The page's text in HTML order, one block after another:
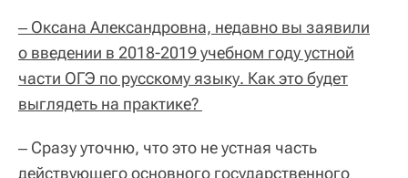
‒ Оксана Александровна, недавно вы заявили
о введении в 2018-2019 учебном году устной
части ОГЭ по русскому языку. Как это будет
выглядеть на практике?
‒ Сразу уточню, что это не устная часть
действующего основного государственного